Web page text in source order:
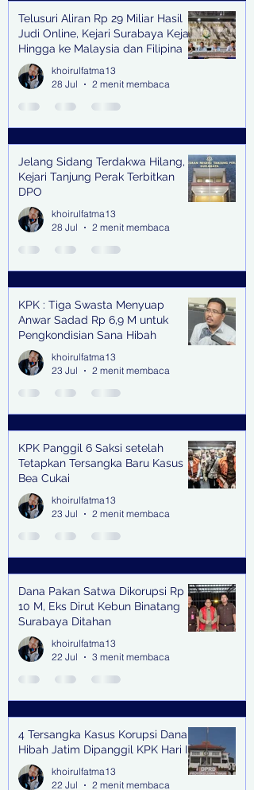
Telusuri Aliran Rp 29 Miliar Hasil
Judi Online, Kejari Surabaya Kejar
Hingga ke Malaysia dan Filipina
khoirulfatma13
28 Jul
2 menit membaca
Jelang Sidang Terdakwa Hilang,
Kejari Tanjung Perak Terbitkan
DPO
khoirulfatma13
28 Jul
2 menit membaca
KPK : Tiga Swasta Menyuap
Anwar Sadad Rp 6,9 M untuk
Pengkondisian Sana Hibah
khoirulfatma13
23 Jul
2 menit membaca
KPK Panggil 6 Saksi setelah
Tetapkan Tersangka Baru Kasus
Bea Cukai
khoirulfatma13
23 Jul
2 menit membaca
Dana Pakan Satwa Dikorupsi Rp
10 M, Eks Dirut Kebun Binatang
Surabaya Ditahan
khoirulfatma13
22 Jul
3 menit membaca
4 Tersangka Kasus Korupsi Dana
Hibah Jatim Dipanggil KPK Hari Ini
khoirulfatma13
22 Jul
2 menit membaca